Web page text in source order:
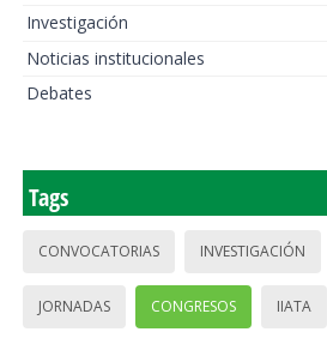
Investigación
Noticias institucionales
Debates
Tags
CONVOCATORIAS INVESTIGACIÓN
JORNADAS CONGRESOS IIATA